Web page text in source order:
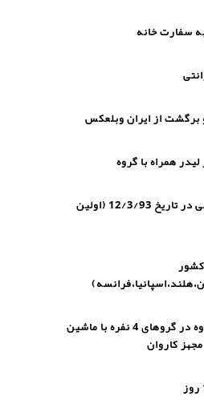
سفارت خانه
از ایران وبلعکس
همراه با گروه
حرکت گروهی در تاریخ 12/3/93 (اولین
بازدید از 5 کشور
گردش با گروه در گروهای 4 نفره با ماشین
کاروان